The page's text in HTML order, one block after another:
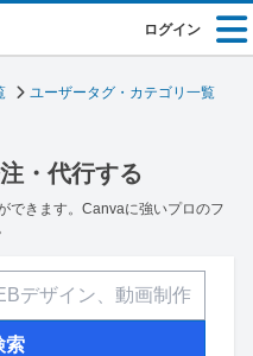
ログイン
ユーザータグ・カテゴリ一覧
・代行する
できます。Canvaに強いプロのフ
索